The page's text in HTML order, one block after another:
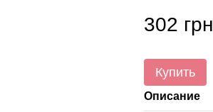
302 грн
Купить
Описание